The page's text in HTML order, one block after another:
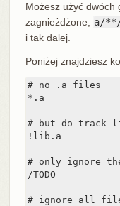
Możesz użyć dwóch
zagnieżdżone; a/
i tak dalej.
Poniżej znajdziesz
# no .a files
*.a
# but do track
!lib.a
# only ignore
/TODO
# ignore all